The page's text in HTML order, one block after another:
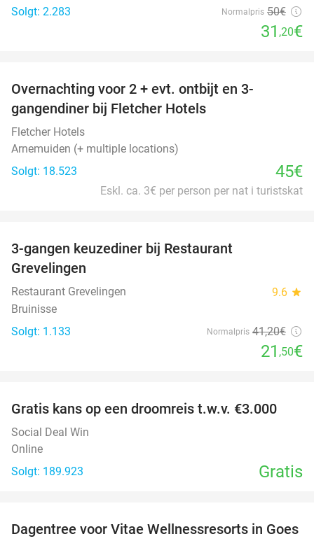
Solgt: 2.283
Normalpris 50€
31 ,20€
Overnachting voor 2 + evt. ontbijt en 3-
gangendiner bij Fletcher Hotels
Fletcher Hotels
Arnemuiden (+ multiple locations)
Solgt: 18.523
45€
Eskl. ca. 3€ per person per nat i turistskat
3-gangen keuzediner bij Restaurant
Grevelingen
Restaurant Grevelingen 9.6 star
Bruinisse
Solgt: 1.133
Normalpris 41,20€
21 ,50€
Gratis kans op een droomreis t.w.v. €3.000
Social Deal Win
Online
Solgt: 189.923
Gratis
49%
Dagentree voor Vitae Wellnessresorts in Goes